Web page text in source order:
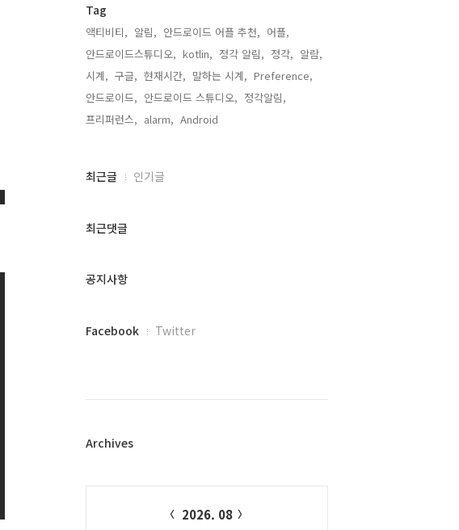
Tag
액티비티, 알림, 안드로이드 어플 추천, 어플,
안드로이드스튜디오, kotlin, 정각 알림, 정각, 알람,
시계, 구글, 현재시간, 말하는 시계, Preference,
안드로이드, 안드로이드 스튜디오, 정각알림,
프리퍼런스, alarm, Android,
최
과
글
최근글 인기글
최근댓글
공지사항
페
플
Facebook Twitter
Archives
2026. 08